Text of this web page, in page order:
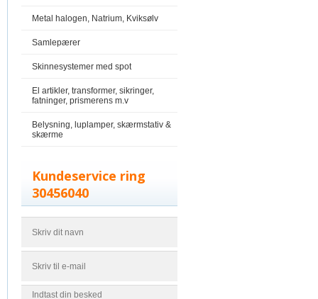
Metal halogen, Natrium, Kviksølv
Samlepærer
Skinnesystemer med spot
El artikler, transformer, sikringer,
fatninger, prismerens m.v
Belysning, luplamper, skærmstativ &
skærme
Kundeservice ring
30456040